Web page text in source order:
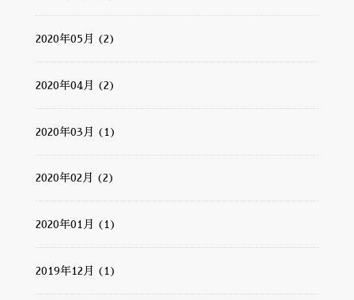
2020年05月 (2)
2020年04月 (2)
2020年03月 (1)
2020年02月 (2)
2020年01月 (1)
2019年12月 (1)